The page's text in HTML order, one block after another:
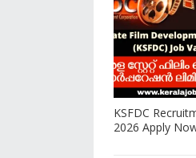
KSFDC
2026 Apply